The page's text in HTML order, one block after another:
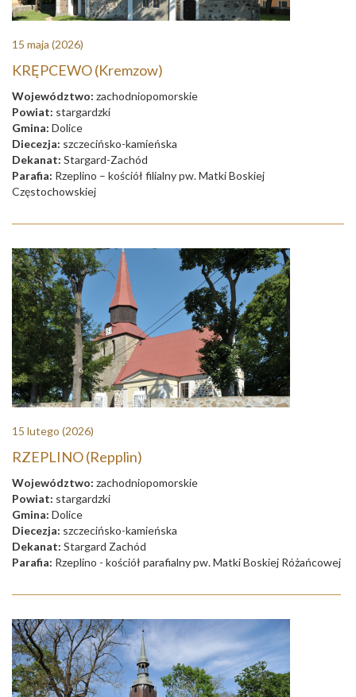
15 maja (2026)
KRĘPCEWO (Kremzow)
Województwo: zachodniopomorskie
Powiat: stargardzki
Gmina: Dolice
Diecezja: szczecińsko-kamieńska
Dekanat: Stargard-Zachód
Parafia: Rzeplino – kościół filialny pw. Matki Boskiej
Częstochowskiej
15 lutego (2026)
RZEPLINO (Repplin)
Województwo: zachodniopomorskie
Powiat: stargardzki
Gmina: Dolice
Diecezja: szczecińsko-kamieńska
Dekanat: Stargard Zachód
Parafia: Rzeplino - kościół parafialny pw. Matki Boskiej Różańcowej